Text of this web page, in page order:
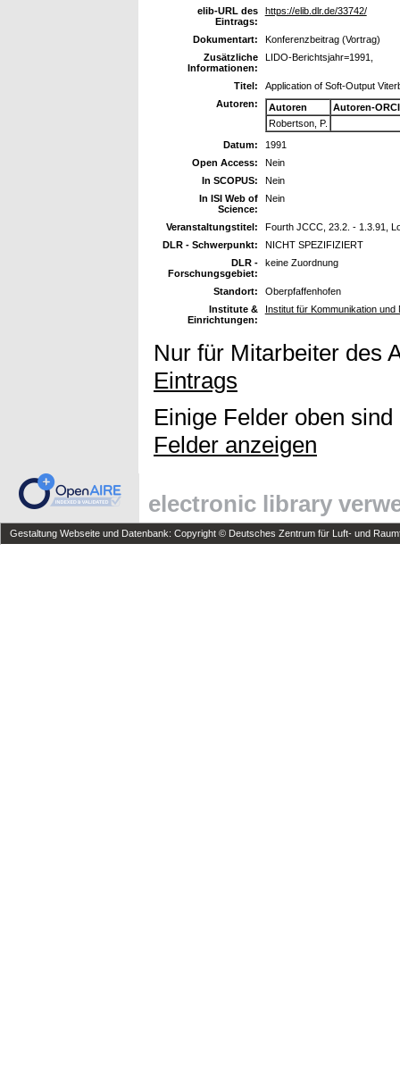
elib-URL des
Eintrags:
https://elib.dlr.de/33742/
Dokumentart:
Konferenzbeitrag (Vortrag)
Zusätzliche
Informationen:
LIDO-Berichtsjahr=1991,
Titel:
Application of Soft-Output
Autoren:
Autoren
Autoren-
Robertson, P.
Datum:
1991
Open Access:
Nein
In SCOPUS:
Nein
In ISI Web of
Science:
Nein
Veranstaltungstitel:
Fourth JCCC, 23.2. - 1.3.91,
DLR - Schwerpunkt:
NICHT SPEZIFIZIERT
DLR -
Forschungsgebiet:
keine Zuordnung
Standort:
Oberpfaffenhofen
Institute &
Einrichtungen:
Institut für Kommunikation
Nur für Mitarbeiter des
Eintrags
Einige Felder oben
Felder anzeigen
electronic library
Gestaltung Webseite und Datenbank: Copyright © Deutsches Zentrum für Luft- und